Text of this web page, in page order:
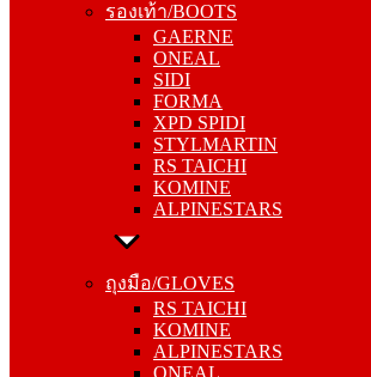
รองเท้า/BOOTS
GAERNE
ONEAL
SIDI
FORMA
XPD SPIDI
STYLMARTIN
RS TAICHI
KOMINE
ALPINESTARS
ถุงมือ/GLOVES
RS TAICHI
KOMINE
ALPINESTARS
ONEAL
ONEAL
SIDI
FORMA
XPD SPIDI
STYLMARTIN
RS TAICHI
KOMINE
ALPINESTARS
ถุงมือ/GLOVES
KOMINE
ALPINESTARS
ONEAL
ALIEN MONSTER
ONE